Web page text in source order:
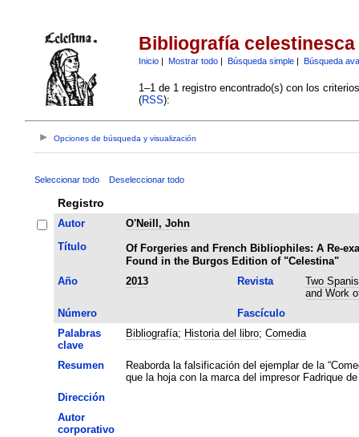
Bibliografía celestinesca
Inicio| Mostrar todo| Búsqueda simple| Búsqueda
1–1 de 1 registro encontrado(s) con los
(RSS):
Opciones de búsqueda y visualización
Seleccionar todo Deseleccionar todo
Registro
Autor
O'Neill, John
Título
Of Forgeries and French Bibliophiles: A Re-
Found in the Burgos Edition of "Celestina"
Año
2013 Revista
Two
and Work
Número
Fascículo
Palabras
clave
Bibliografía; Historia del libro; Comedia
Resumen
Reaborda la falsificación del ejemplar de la
que la hoja con la marca del impresor Fadrique
Dirección
Autor
corporativo